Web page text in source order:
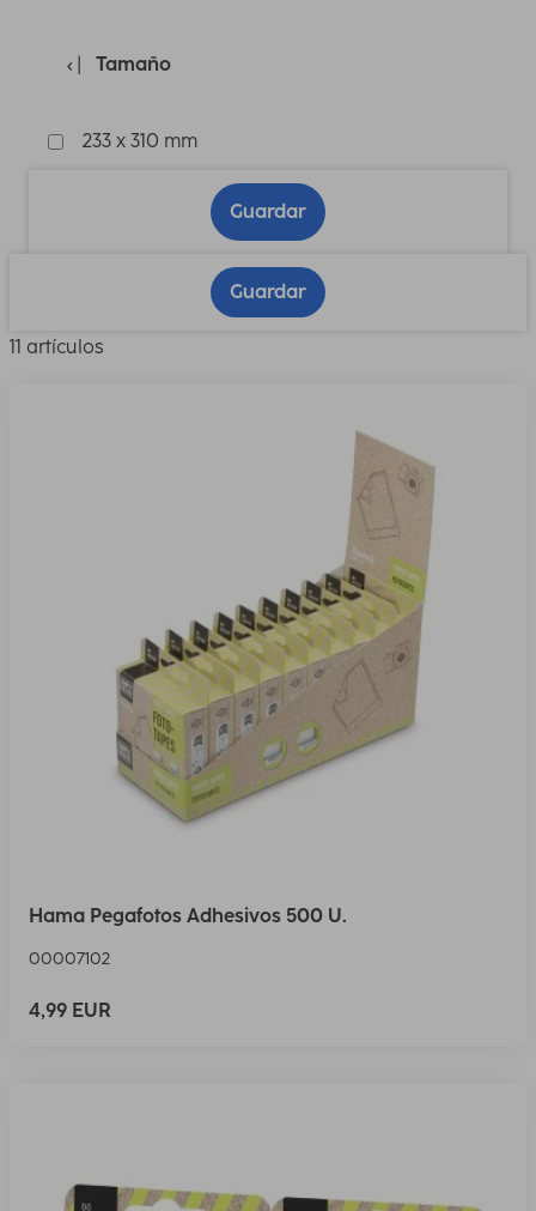
Tamaño
233 x 310 mm
Guardar
Guardar
11 artículos
Hama Pegafotos Adhesivos 500 U.
00007102
4,99 EUR